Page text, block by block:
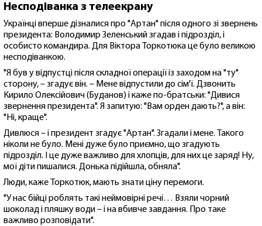
Несподіванка з телеекрану
Українці вперше дізналися про "Артан" після одного зі звернень
президента: Володимир Зеленський згадав і підрозділ, і
особисто командира. Для Віктора Торкотюка це було великою
несподіванкою.
"Я був у відпустці після складної операції із заходом на "ту"
сторону, – згадує він. – Мене відпустили до сім'ї. Дзвонить
Кирило Олексійович (Буданов) і каже по-братськи: "Дивися
звернення президента". Я запитую: "Вам орден дають?", а він:
"Ні, краще".
Дивлюся – і президент згадує "Артан". Згадали і мене. Такого
ніколи не було. Мені дуже було приємно, що згадують
підрозділ. І це дуже важливо для хлопців, для них це заряд! Ну,
мої діти пишалися. Донька підійшла, обняла".
Люди, каже Торкотюк, мають знати ціну перемоги.
"У нас бійці роблять такі неймовірні речі… Взяли чорний
шоколад і пляшку води – і на вбивче завдання. Про таке
важливо розповідати".